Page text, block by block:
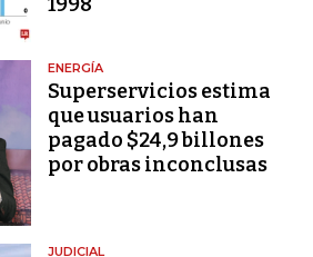
ENERGÍA
Superservicios estima
que usuarios han
pagado $24,9 billones
por obras inconclusas
JUDICIAL